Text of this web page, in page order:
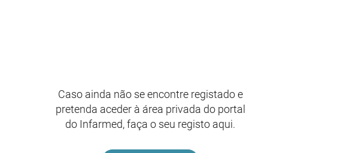
Caso ainda não se encontre registado e
pretenda aceder à área privada do portal
do Infarmed, faça o seu registo aqui.